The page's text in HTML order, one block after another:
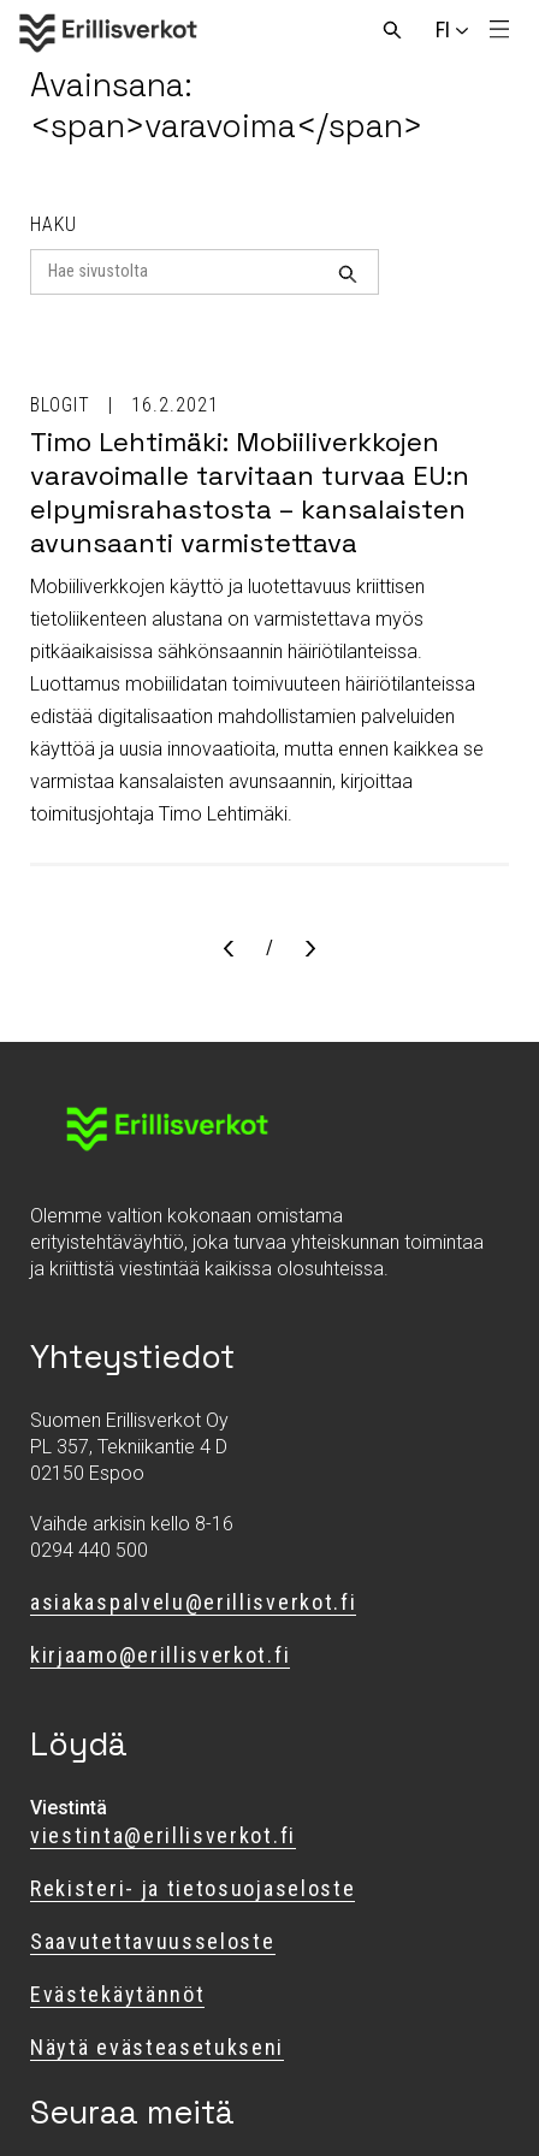
FI
Avaa
Avainsana:
<span>varavoima</span>
HAKU
Search
for
Haku
BLOGIT 16.2.2021
Timo Lehtimäki: Mobiiliverkkojen
varavoimalle tarvitaan turvaa EU:n
elpymisrahastosta – kansalaisten
avunsaanti varmistettava
Mobiiliverkkojen käyttö ja luotettavuus kriittisen
tietoliikenteen alustana on varmistettava myös
pitkäaikaisissa sähkönsaannin häiriötilanteissa.
Luottamus mobiilidatan toimivuuteen häiriötilanteissa
edistää digitalisaation mahdollistamien palveluiden
käyttöä ja uusia innovaatioita, mutta ennen kaikkea se
varmistaa kansalaisten avunsaannin, kirjoittaa
toimitusjohtaja Timo Lehtimäki.
Sivu
/
Olemme valtion kokonaan omistama
erityistehtäväyhtiö, joka turvaa yhteiskunnan toimintaa
ja kriittistä viestintää kaikissa olosuhteissa.
Yhteystiedot
Suomen Erillisverkot Oy
PL 357, Tekniikantie 4 D
02150 Espoo
Vaihde arkisin kello 8-16
0294 440 500
asiakaspalvelu@erillisverkot.fi
kirjaamo@erillisverkot.fi
Löydä
Viestintä
viestinta@erillisverkot.fi
Rekisteri- ja tietosuojaseloste
Saavutettavuusseloste
Evästekäytännöt
Näytä evästeasetukseni
Seuraa meitä